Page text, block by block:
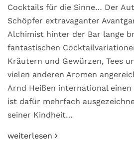
Cocktails für die Sinne… Der
Schöpfer extravaganter
Alchimist hinter der Bar lange
fantastischen
Kräutern und Gewürzen, Tees
vielen anderen Aromen
Arnd Heißen international
ist dafür mehrfach
seiner Kindheit…
weiterlesen